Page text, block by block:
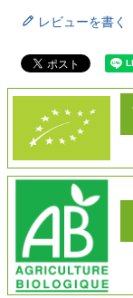
レビューを書く